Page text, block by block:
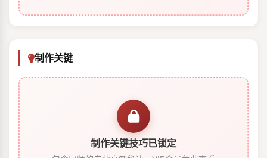
制作关键
制作关键技巧已锁定